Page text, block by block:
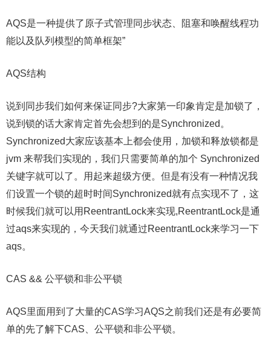
AQS是一种提供了原子式管理同步状态、阻塞和唤醒线程功
能以及队列模型的简单框架”
AQS结构
说到同步我们如何来保证同步?大家第一印象肯定是加锁了，
说到锁的话大家肯定首先会想到的是Synchronized。
Synchronized大家应该基本上都会使用，加锁和释放锁都是
jvm 来帮我们实现的，我们只需要简单的加个 Synchronized
关键字就可以了。用起来超级方便。但是有没有一种情况我
们设置一个锁的超时时间Synchronized就有点实现不了，这
时候我们就可以用ReentrantLock来实现,ReentrantLock是通
过aqs来实现的，今天我们就通过ReentrantLock来学习一下
aqs。
CAS && 公平锁和非公平锁
AQS里面用到了大量的CAS学习AQS之前我们还是有必要简
单的先了解下CAS、公平锁和非公平锁。